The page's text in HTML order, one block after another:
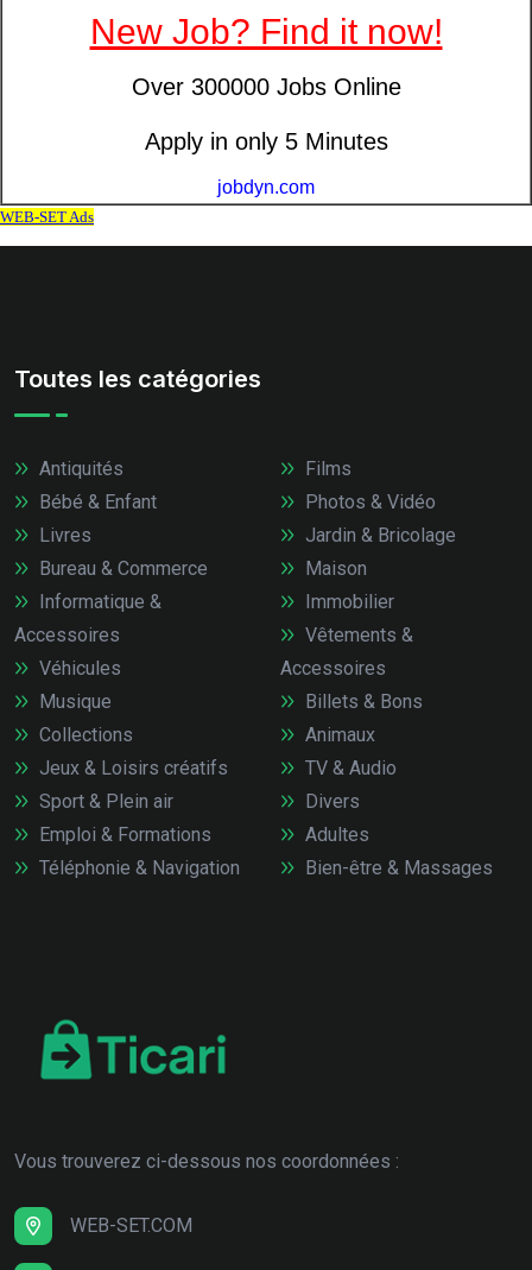
Toutes les catégories
Antiquités
Bébé & Enfant
Livres
Bureau & Commerce
Informatique &
Accessoires
Véhicules
Films
Photos & Vidéo
Jardin & Bricolage
Maison
Immobilier
Vêtements &
Accessoires
Musique
Collections
Jeux & Loisirs créatifs
Sport & Plein air
Emploi & Formations
Téléphonie & Navigation
Billets & Bons
Animaux
TV & Audio
Divers
Adultes
Bien-être & Massages
Vous trouverez ci-dessous nos coordonnées :
WEB-SET.COM